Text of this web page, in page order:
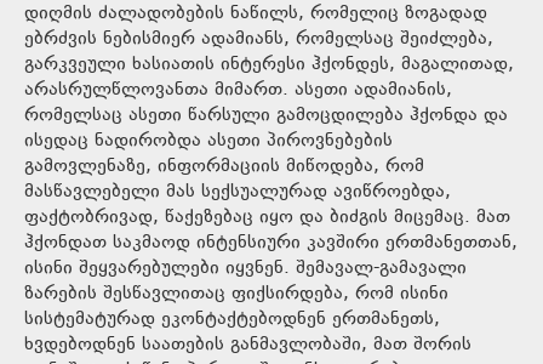
დიღმის ძალადობების ნაწილს, რომელიც ზოგადად
ებრძვის ნებისმიერ ადამიანს, რომელსაც შეიძლება,
გარკვეული ხასიათის ინტერესი ჰქონდეს, მაგალითად,
არასრულწლოვანთა მიმართ. ასეთი ადამიანის,
რომელსაც ასეთი წარსული გამოცდილება ჰქონდა და
ისედაც ნადირობდა ასეთი პიროვნებების
გამოვლენაზე, ინფორმაციის მიწოდება, რომ
მასწავლებელი მას სექსუალურად ავიწროებდა,
ფაქტობრივად, წაქეზებაც იყო და ბიძგის მიცემაც. მათ
ჰქონდათ საკმაოდ ინტენსიური კავშირი ერთმანეთთან,
ისინი შეყვარებულები იყვნენ. შემავალ-გამავალი
ზარების შესწავლითაც ფიქსირდება, რომ ისინი
სისტემატურად ეკონტაქტებოდნენ ერთმანეთს,
ხვდებოდნენ საათების განმავლობაში, მათ შორის